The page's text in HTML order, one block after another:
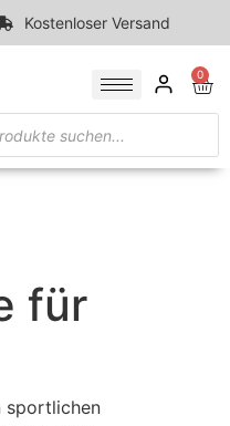
Kostenloser Versand
0
für
sportlichen